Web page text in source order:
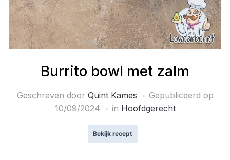
Burrito bowl met zalm
Geschreven door Quint Kames
Gepubliceerd op
10/09/2024
in Hoofdgerecht
Bekijk recept